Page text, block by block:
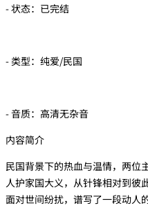
- 状态：已完结
- 类型：纯爱/民国
- 音质：高清无杂音
内容简介
民国背景下的热血与温情，两位
人护家国大义，从针锋相对到彼
面对世间纷扰，谱写了一段动人